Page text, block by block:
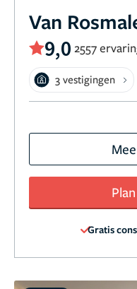
Van
9,0 2557
3 vestigingen
Gratis